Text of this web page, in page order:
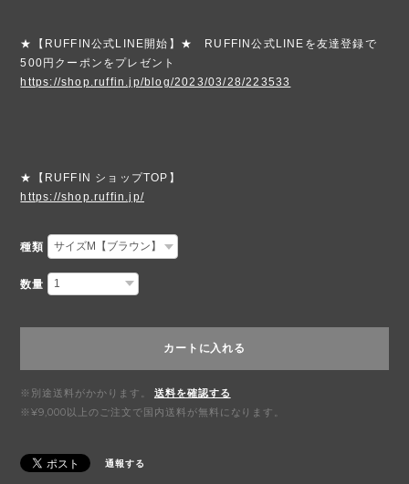
★【RUFFIN公式LINE開始】★ RUFFIN公式LINEを友達登録で
500円クーポンをプレゼント
https://shop.ruffin.jp/blog/2023/03/28/223533
★【RUFFIN ショップTOP】
https://shop.ruffin.jp/
種類
数量
カートに入れる
※別途送料がかかります。
送料を確認する
※¥9,000以上のご注文で国内送料が無料になります。
通報する